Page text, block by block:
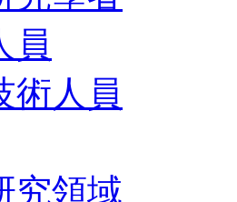
員
術人員
究領域